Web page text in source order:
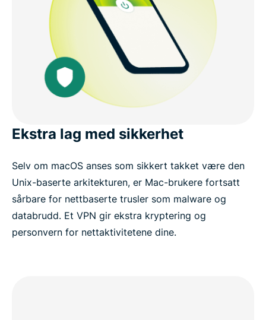
Ekstra lag med sikkerhet
Selv om macOS anses som sikkert takket være den
Unix-baserte arkitekturen, er Mac-brukere fortsatt
sårbare for nettbaserte trusler som malware og
databrudd. Et VPN gir ekstra kryptering og
personvern for nettaktivitetene dine.